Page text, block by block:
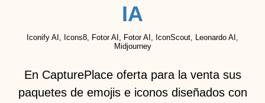
IA
Iconify AI, Icons8, Fotor AI, Fotor AI, IconScout, Leonardo AI,
Midjourney
En CapturePlace oferta para la venta sus
paquetes de emojis e iconos diseñados con